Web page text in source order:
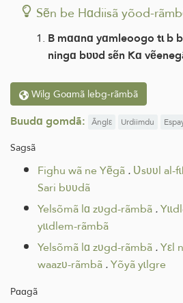
Sẽn be Hɑdiisã yõod-
B mɑɑnɑ yɑmleoogo tɩ b
ningɑ bʋʋd sẽn Kɑ
Wilg Goɑmã lebg-rãmbã
Buudɑ gomdã: Ãnglε Urdiimdu
Sagsã
Fighu wã ne Yẽgã.Ʋsʋʋl al-
Sari bʋʋdã
Yelsõmã lɑ zʋgd-rãmbã.
yɩɩdlem-rãmbã
Yelsõmã lɑ zʋgd-rãmbã.Yεl
waazʋ-rãmbã.Yõyã yɩlgre
Pɑɑgã